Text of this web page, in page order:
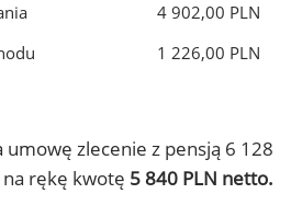
4 902,00 PLN
1 226,00 PLN
zlecenie z pensją 6 128
rękę kwotę 5 840 PLN netto.